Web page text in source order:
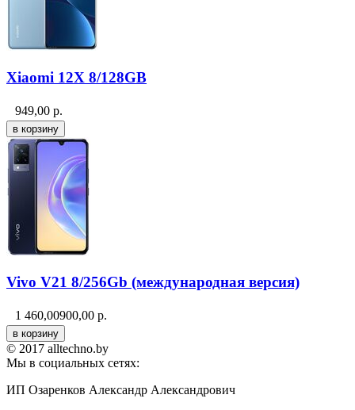
Xiaomi 12X 8/128GB
949,00 р.
Vivo V21 8/256Gb (международная версия)
1 460,00900,00 р.
© 2017 alltechno.by
Мы в социальных сетях:
ИП Озаренков Александр Александрович